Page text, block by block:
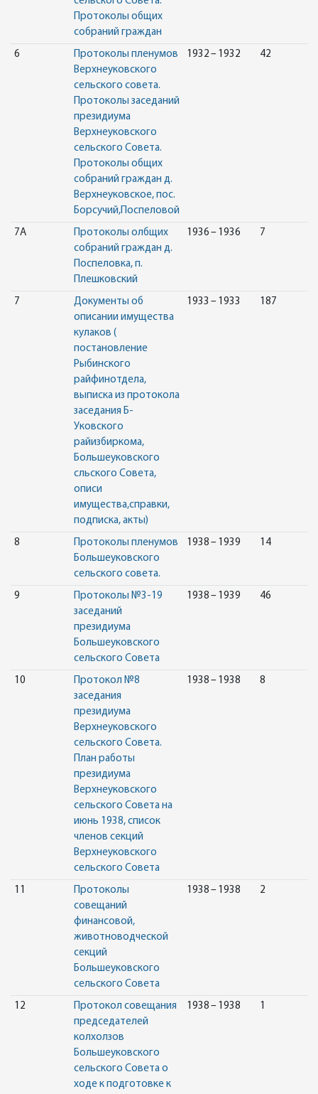
Протоколы общих
собраний граждан
6
Протоколы пленумов
Верхнеуковского
сельского совета.
Протоколы заседаний
президиума
Верхнеуковского
сельского Совета.
Протоколы общих
собраний граждан д.
Верхнеуковское, пос.
Борсучий,Поспеловой
1932 – 1932 42
7А
Протоколы олбщих
собраний граждан д.
Поспеловка, п.
Плешковский
1936 – 1936 7
7
Документы об
описании имущества
кулаков (
постановление
Рыбинского
райфинотдела,
выписка из протокола
заседания Б-
Уковского
райизбиркома,
Большеуковского
сльского Совета,
описи
имущества,справки,
подписка, акты)
1933 – 1933 187
8
Протоколы пленумов
Большеуковского
сельского совета.
1938 – 1939 14
9
Протоколы №3-19
заседаний
президиума
Большеуковского
сельского Совета
1938 – 1939 46
10
Протокол №8
заседания
президиума
Верхнеуковского
сельского Совета.
План работы
президиума
Верхнеуковского
сельского Совета на
июнь 1938, список
членов секций
Верхнеуковского
сельского Совета
1938 – 1938 8
11
Протоколы
совещаний
финансовой,
животноводческой
секций
Большеуковского
сельского Совета
1938 – 1938 2
12
Протокол совещания
председателей
колхолзов
Большеуковского
сельского Совета о
ходе к подготовке к
1938 – 1938 1